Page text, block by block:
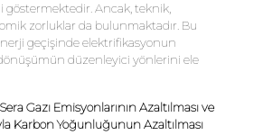
Ancak, teknik,
zorluklar da bulunmaktadır. Bu
geçişinde elektrifikasyonun
düzenleyici yönlerini ele
Gazı Emisyonlarının Azaltılması ve
Karbon Yoğunluğunun Azaltılması